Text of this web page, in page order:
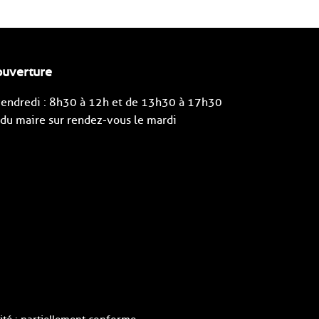
: 8h30 à 12h et de 13h30 à 17h30
maire sur rendez-vous le mardi